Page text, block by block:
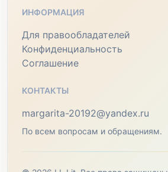
ИНФОРМАЦИЯ
Для правообладателей
Конфиденциальность
Соглашение
КОНТАКТЫ
margarita-20192@yandex.ru
По всем вопросам и обращениям.